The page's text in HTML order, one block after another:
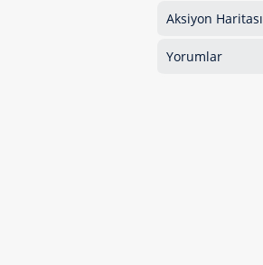
Aksiyon Haritası
Yorumlar